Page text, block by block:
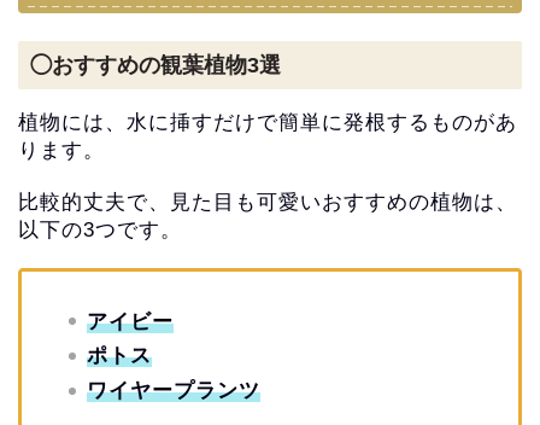
◯おすすめの観葉植物3選
植物には、水に挿すだけで簡単に発根するものがあ
ります。
比較的丈夫で、見た目も可愛いおすすめの植物は、
以下の3つです。
アイビー
ポトス
ワイヤープランツ